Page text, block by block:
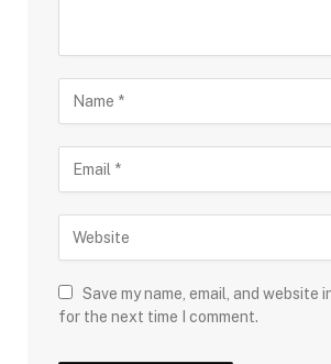
Save my name, email, and website
for the next time I comment.